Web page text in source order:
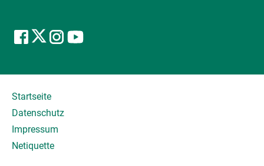
Startseite
Datenschutz
Impressum
Netiquette